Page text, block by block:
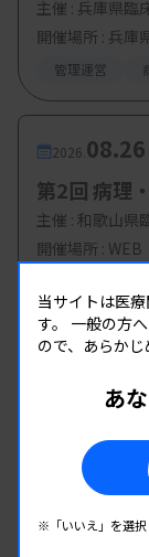
主催 : 兵庫県臨
開催場所 : 兵庫
管理運営
2026. 08.26
第2回 病理
主催 : 和歌山県
開催場所 : WEB
当サイトは医
す。 一般の方
ので、あらかじ
あ
※「いいえ」を選択